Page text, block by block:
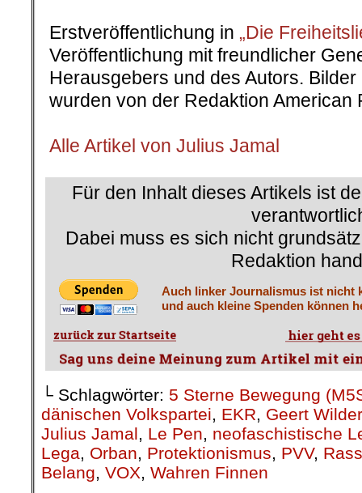
Erstveröffentlichung in „Die
Veröffentlichung mit freundlicher
Herausgebers und des Autors.
wurden von der Redaktion American
Alle Artikel von Julius Jamal
Für den Inhalt dieses Artikels ist
Dabei muss es sich nicht
Redaktion
Auch linker Journalismus ist nicht
und auch kleine Spenden können
└ Schlagwörter: 5 Sterne Bewegung
dänischen Volkspartei, EKR, Geert
Julius Jamal, Le Pen, neofaschistische
Lega, Orban, Protektionismus, PVV,
Belang, VOX, Wahren Finnen